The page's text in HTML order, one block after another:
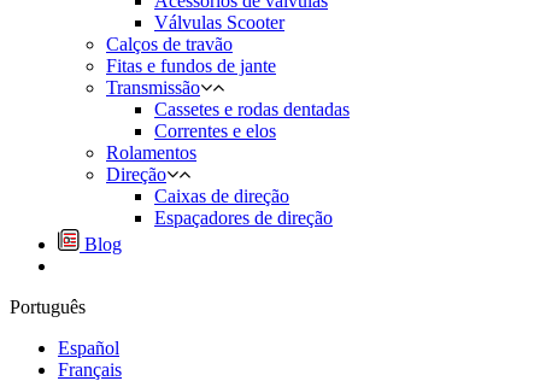
Válvulas Scooter
Calços de travão
Fitas e fundos de jante
Transmissão
Cassetes e rodas dentadas
Correntes e elos
Rolamentos
Direção
Caixas de direção
Espaçadores de direção
Blog
Português
Español
Français